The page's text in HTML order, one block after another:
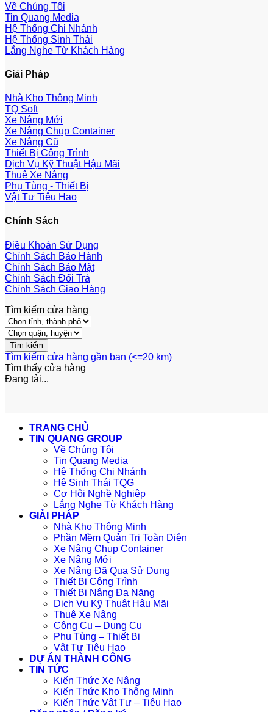
Về Chúng Tôi
Tin Quang Media
Hệ Thống Chi Nhánh
Hệ Thống Sinh Thái
Lắng Nghe Từ Khách Hàng
Giải Pháp
Nhà Kho Thông Minh
TQ Soft
Xe Nâng Mới
Xe Nâng Chụp Container
Xe Nâng Cũ
Thiết Bị Công Trình
Dịch Vụ Kỹ Thuật Hậu Mãi
Thuê Xe Nâng
Phụ Tùng - Thiết Bị
Vật Tư Tiêu Hao
Chính Sách
Điều Khoản Sử Dụng
Chính Sách Bảo Hành
Chính Sách Bảo Mật
Chính Sách Đổi Trả
Chính Sách Giao Hàng
Tìm kiếm cửa hàng
Tìm kiếm cửa hàng gần bạn (<=20 km)
Tìm thấy cửa hàng
Đang tải...
TRANG CHỦ
TIN QUANG GROUP
Về Chúng Tôi
Tin Quang Media
Hệ Thống Chi Nhánh
Hệ Sinh Thái TQG
Cơ Hội Nghề Nghiệp
Lắng Nghe Từ Khách Hàng
GIẢI PHÁP
Nhà Kho Thông Minh
Phần Mềm Quản Trị Toàn Diện
Xe Nâng Chụp Container
Xe Nâng Mới
Xe Nâng Đã Qua Sử Dụng
Thiết Bị Công Trình
Thiết Bị Nâng Đa Năng
Dịch Vụ Kỹ Thuật Hậu Mãi
Thuê Xe Nâng
Công Cụ – Dụng Cụ
Phụ Tùng – Thiết Bị
Vật Tư Tiêu Hao
DỰ ÁN THÀNH CÔNG
TIN TỨC
Kiến Thức Xe Nâng
Kiến Thức Kho Thông Minh
Kiến Thức Vật Tư – Tiêu Hao